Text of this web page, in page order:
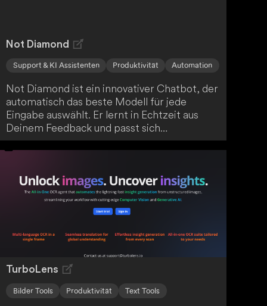
Not Diamond
Support & KI Assistenten Produktivität Automation
Not Diamond ist ein innovativer Chatbot, der
automatisch das beste Modell für jede
Eingabe auswählt. Er lernt in Echtzeit aus
Deinem Feedback und passt sich
kontinuierlich Deinen Vorlieben an. Mit Not
Diamond hast Du den letzten Chatbot, den
dieser intelligenten Lösung begeistern!
TurboLens
Bilder Tools Produktivität Text Tools